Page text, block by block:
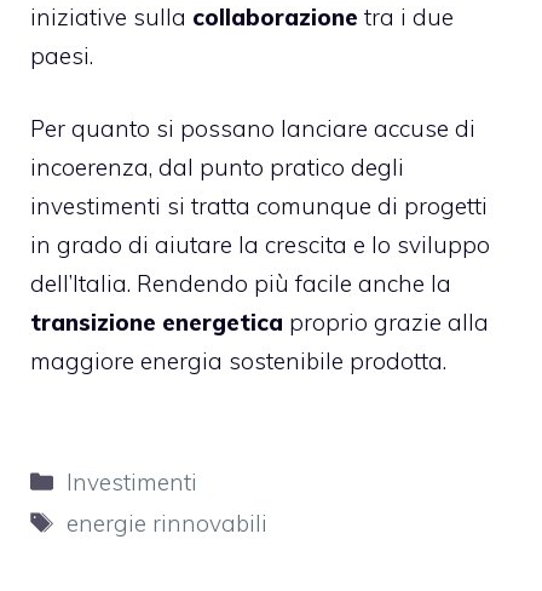
iniziative sulla collaborazione tra i due
paesi.
Per quanto si possano lanciare accuse di
incoerenza, dal punto pratico degli
investimenti si tratta comunque di progetti
in grado di aiutare la crescita e lo sviluppo
dell’Italia. Rendendo più facile anche la
transizione energetica proprio grazie alla
maggiore energia sostenibile prodotta.
Categorie
Investimenti
Tag
energie rinnovabili